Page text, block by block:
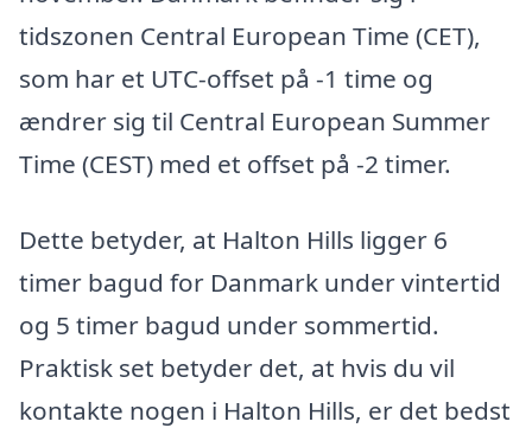
tidszonen Central European Time (CET),
som har et UTC-offset på -1 time og
ændrer sig til Central European Summer
Time (CEST) med et offset på -2 timer.
Dette betyder, at Halton Hills ligger 6
timer bagud for Danmark under vintertid
og 5 timer bagud under sommertid.
Praktisk set betyder det, at hvis du vil
kontakte nogen i Halton Hills, er det bedst